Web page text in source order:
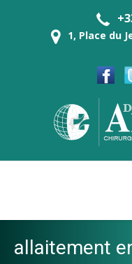
1, Place du
allaitement